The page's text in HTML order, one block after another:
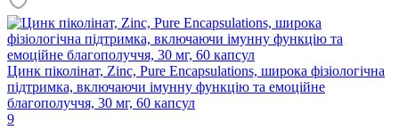
Цинк піколінат, Zinc, Pure Encapsulations, широка фізіологічна
підтримка, включаючи імунну функцію та емоційне
благополуччя, 30 мг, 60 капсул
9